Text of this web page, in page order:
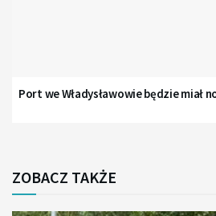
Port we Władysławowie będzie miał
ZOBACZ TAKŻE